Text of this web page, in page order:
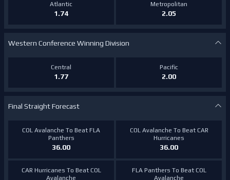
Atlantic
1.74
Metropolitan
2.05
Western Conference Winning Division
Central
1.77
Pacific
2.00
Final Straight Forecast
COL Avalanche To Beat FLA
Panthers
36.00
COL Avalanche To Beat CAR
Hurricanes
36.00
CAR Hurricanes To Beat COL
Avalanche
FLA Panthers To Beat COL
Avalanche